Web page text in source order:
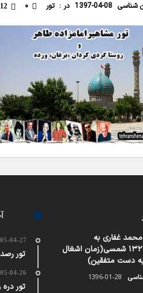
شناسی 1397-04-08 در :تور ۰
غفاری به
سال۱۳۲۳ شمسی(زمان اشغال
به دست متفقین)
1396-01-28
04-27
تور
04-26
تور